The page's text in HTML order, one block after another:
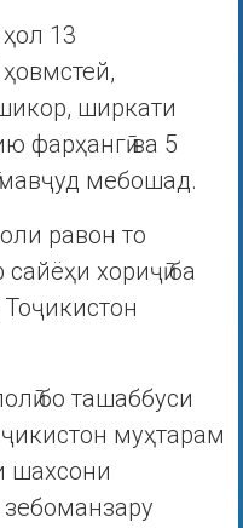
13
ширкати
фарҳангӣ ва 5
мавҷуд мебошад.
равон то
хориҷӣ ба
бо ташаббуси
муҳтарам
шахсони